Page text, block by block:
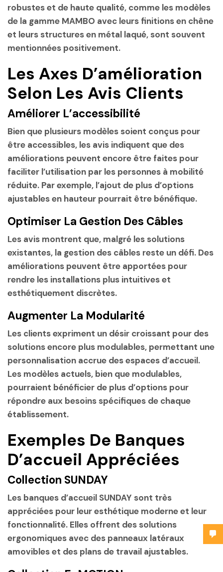
robustes et de haute qualité, comme les modèles
de la gamme MAMBO avec leurs finitions en chêne
et leurs structures en métal laqué, sont souvent
mentionnées positivement.
Les Axes D’amélioration
Selon Les Avis Clients
Améliorer L’accessibilité
Bien que plusieurs modèles soient conçus pour
être accessibles, les avis indiquent que des
améliorations peuvent encore être faites pour
faciliter l’utilisation par les personnes à mobilité
réduite. Par exemple, l’ajout de plus d’options
ajustables en hauteur pourrait être bénéfique.
Optimiser La Gestion Des Câbles
Les avis montrent que, malgré les solutions
existantes, la gestion des câbles reste un défi. Des
améliorations peuvent être apportées pour
rendre les installations plus intuitives et
esthétiquement discrètes.
Augmenter La Modularité
Les clients expriment un désir croissant pour des
solutions encore plus modulables, permettant une
personnalisation accrue des espaces d’accueil.
Les modèles actuels, bien que modulables,
pourraient bénéficier de plus d’options pour
répondre aux besoins spécifiques de chaque
établissement.
Exemples De Banques
D’accueil Appréciées
Collection SUNDAY
Les banques d’accueil SUNDAY sont très
appréciées pour leur esthétique moderne et leur
fonctionnalité. Elles offrent des solutions
ergonomiques avec des panneaux latéraux
amovibles et des plans de travail ajustables.